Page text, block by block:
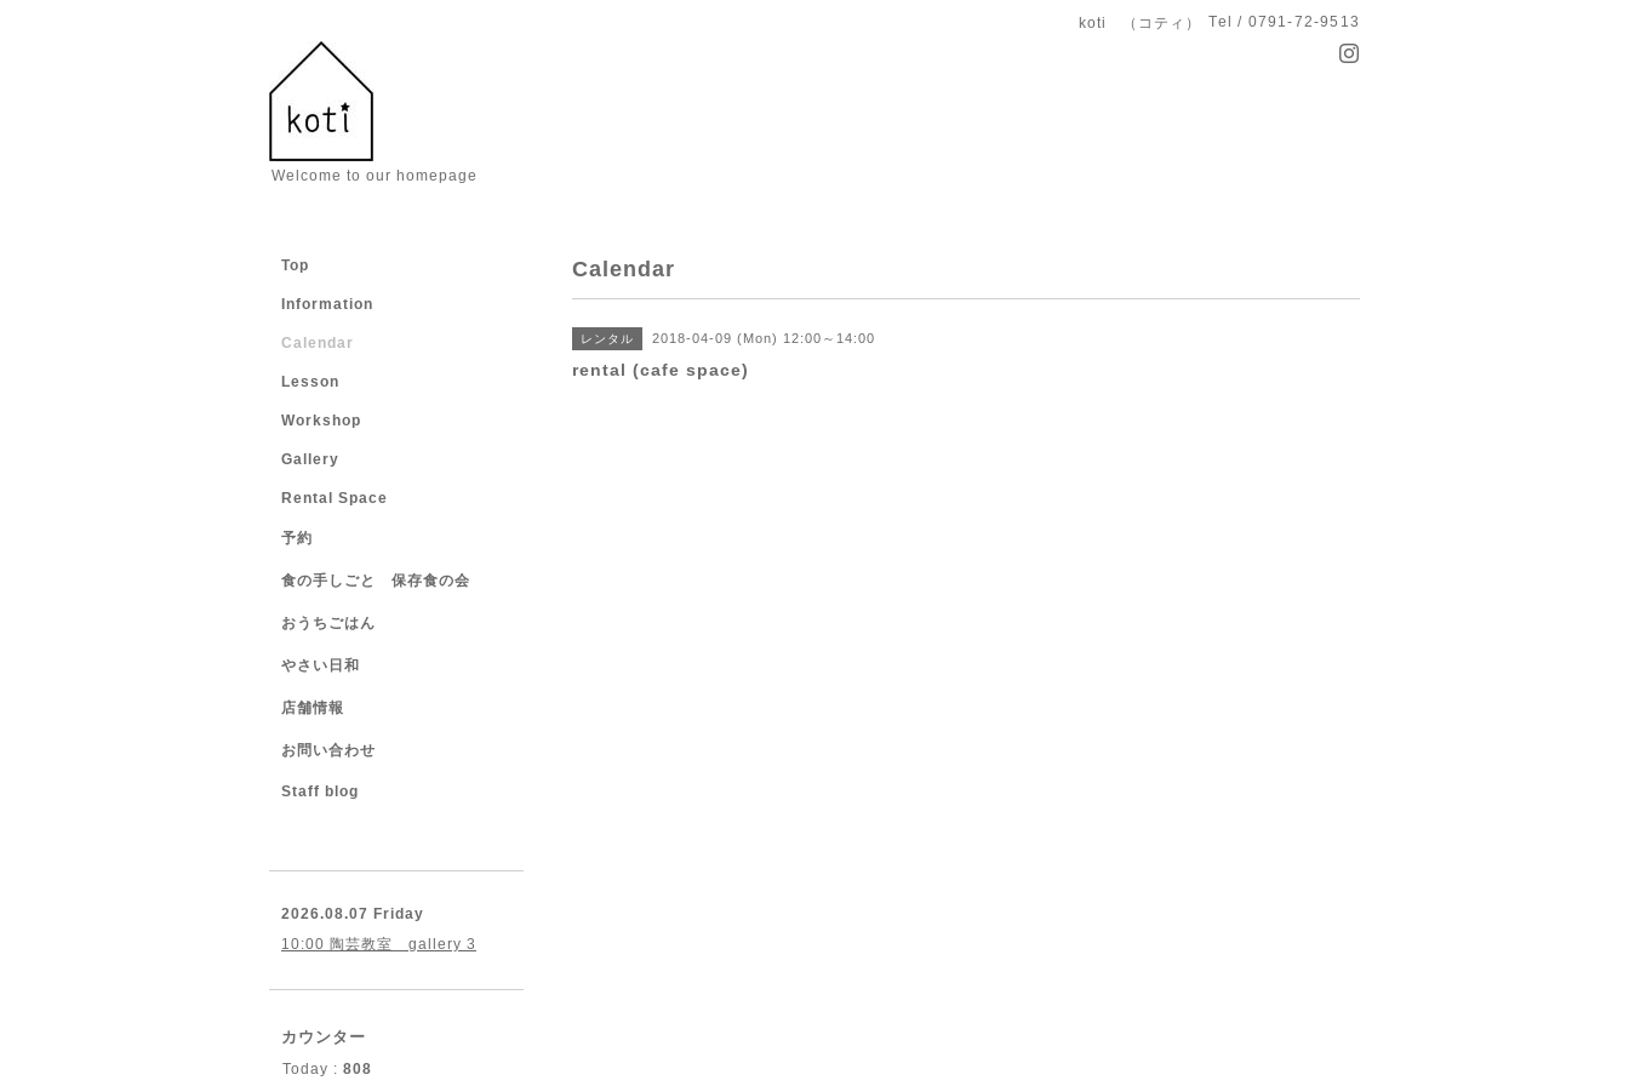
koti （コティ） Tel / 0791-72-9513
Welcome to our homepage
Calendar
レンタル 2018-04-09 (Mon) 12:00～14:00
rental (cafe space)
Top
Information
Calendar
Lesson
Workshop
Gallery
Rental Space
予約
食の手しごと 保存食の会
おうちごはん
やさい日和
店舗情報
お問い合わせ
Staff blog
2026.08.07 Friday
10:00 陶芸教室 gallery 3
カウンター
Today : 808